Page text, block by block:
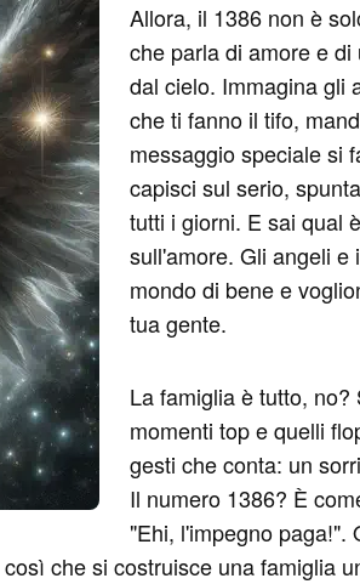
Allora, il 1386 non è
che parla di amore e
dal cielo. Immagina gli
che ti fanno il tifo,
messaggio speciale si
capisci sul serio,
tutti i giorni. E sai qual
sull'amore. Gli angeli e
mondo di bene e
tua gente.
La famiglia è tutto,
momenti top e quelli
gesti che conta: un
Il numero 1386? È
"Ehi, l'impegno paga!".
che si costruisce una famiglia